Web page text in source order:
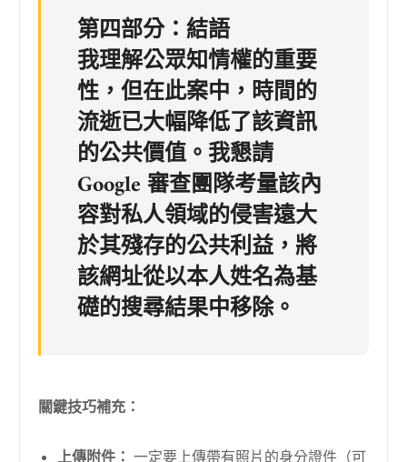
第四部分：結語
我理解公眾知情權的重要
性，但在此案中，時間的
流逝已大幅降低了該資訊
的公共價值。我懇請
Google 審查團隊考量該內
容對私人領域的侵害遠大
於其殘存的公共利益，將
該網址從以本人姓名為基
礎的搜尋結果中移除。
關鍵技巧補充：
上傳附件： 一定要上傳帶有照片的身分證件（可